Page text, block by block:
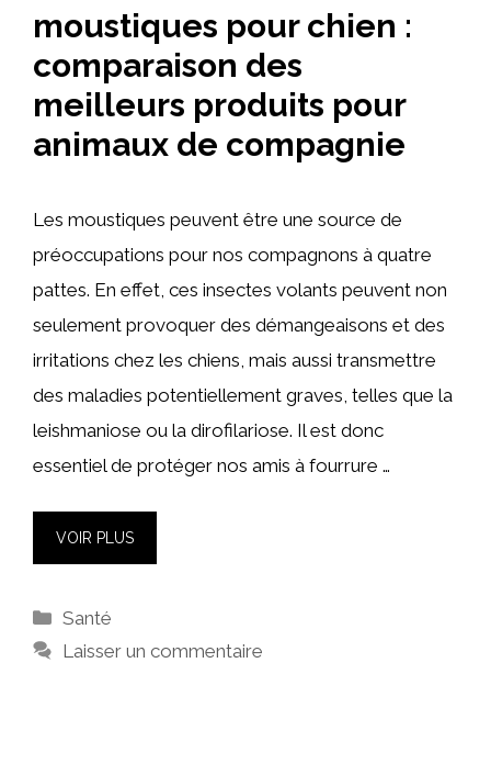
moustiques pour chien :
comparaison des
meilleurs produits pour
animaux de compagnie
Les moustiques peuvent être une source de
préoccupations pour nos compagnons à quatre
pattes. En effet, ces insectes volants peuvent non
seulement provoquer des démangeaisons et des
irritations chez les chiens, mais aussi transmettre
des maladies potentiellement graves, telles que la
leishmaniose ou la dirofilariose. Il est donc
essentiel de protéger nos amis à fourrure …
VOIR PLUS
Catégories
Santé
Laisser un commentaire